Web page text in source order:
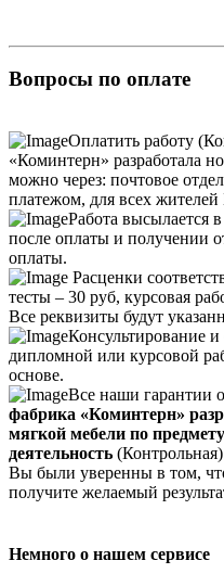
Вопросы по оплате
Оплатить работу
«Коминтерн» разработала
можно через: почтовое
платежом, для всех жителей
Работа высылается
после оплаты и получении
оплаты.
Расценки
тесты – 30 руб, курсовая
Все реквизиты будут
Консультирование
дипломной или курсовой
основе.
Все наши гарантии
фабрика «Коминтерн»
мягкой мебели по
деятельность
Вы были уверенны в том,
получите желаемый
Немного о нашем сервисе